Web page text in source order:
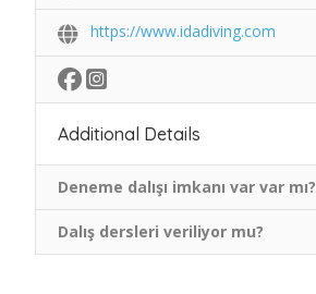
https://www.idadiving.com
Additional Details
Deneme dalışı imkanı var var mı?
Dalış dersleri veriliyor mu?